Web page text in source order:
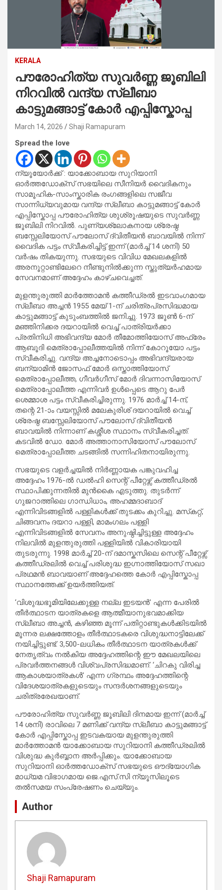
KERALA
പൗരോഹിത്യ സുവർണ്ണ ജൂബിലി
നിറവിൽ വന്ദ്യ സ്ലീബാ
കാട്ടുമങ്ങാട്ട് കോർ എപ്പിസ്കോപ്പ
March 14, 2026 Shaji Ramapuram
Spread the love
ന്യൂയോർക്ക് : യാക്കോബായ സുറിയാനി
ഓർത്തഡോക്സ് സഭയിലെ സീനിയർ വൈദികനും
സാമൂഹിക-സാംസ്കാരിക രംഗങ്ങളിലെ സജീവ
സാന്നിധ്യവുമായ വന്ദ്യ സ്ലീബാ കാട്ടുമങ്ങാട്ട് കോർ
എപ്പിസ്കോപ്പ പൗരോഹിത്യ ശുശ്രൂഷയുടെ സുവർണ്ണ
ജൂബിലി നിറവിൽ. പുണ്യശ്ലോകനായ ശ്രേഷ്ഠ
ബസ്സേലിയോസ് പൗലോസ് ദ്വിതീയൻ ബാവയിൽ നിന്ന്
വൈദിക പട്ടം സ്വീകരിച്ചിട്ട് ഇന്ന് (മാർച്ച് 14 ശനി) 50
വർഷം തികയുന്നു. സഭയുടെ വിവിധ മേഖലകളിൽ
അരനൂറ്റാണ്ടിലേറെ നീണ്ടുനിൽക്കുന്ന സ്തുത്യർഹമായ
സേവനമാണ് അദ്ദേഹം കാഴ്ചവെച്ചത്.
മുളന്തുരുത്തി മാർത്തോമൻ കത്തീഡ്രൽ ഇടവാംഗമായ
സ്ലീബാ അച്ചൻ 1955 മേയ് 1-ന് ചരിത്രപ്രസിദ്ധമായ
കാട്ടുമങ്ങാട്ട് കുടുംബത്തിൽ ജനിച്ചു. 1973 ജൂൺ 6-ന്
മഞ്ഞിനിക്കര ദയറായിൽ വെച്ച് പാത്രിയർക്കാ
പ്രതിനിധി അഭിവന്ദ്യ മോർ തീമോത്തിയോസ് അഫ്രേം
ആബൂദി മെത്രാപ്പോലീത്തയിൽ നിന്ന് കോറൂയോ പട്ടം
സ്വീകരിച്ചു. വന്ദ്യ അച്ചനോടൊപ്പം അഭിവന്ദ്യരായ
ബന്യാമിൻ ജോസഫ് മോർ ഒസ്താത്തിയോസ്
മെത്രാപ്പോലീത്ത, ഗീവർഗീസ് മോർ ദിവന്നാസിയോസ്
മെത്രാപ്പോലീത്ത എന്നിവർ ഉൾപ്പെടെ ആറു പേർ
ശെമ്മാശ പട്ടം സ്വീകരിച്ചിരുന്നു. 1976 മാർച്ച് 14-ന്,
തന്റെ 21-ാം വയസ്സിൽ മലേകുരിശ് ദയറായിൽ വെച്ച്
ശ്രേഷ്ഠ ബസ്സേലിയോസ് പൗലോസ് ദ്വിതീയൻ
ബാവയിൽ നിന്നാണ് കശ്ശീശ സ്ഥാനം സ്വീകരിച്ചത്.
കടവിൽ ഡോ. മോർ അത്താനാസിയോസ് പൗലോസ്
മെത്രാപ്പോലീത്ത ചടങ്ങിൽ സന്നിഹിതനായിരുന്നു.
സഭയുടെ വളർച്ചയിൽ നിർണ്ണായക പങ്കുവഹിച്ച
അദ്ദേഹം 1976-ൽ ഡൽഹി സെന്റ് പീറ്റേഴ്സ് കത്തീഡ്രൽ
സ്ഥാപിക്കുന്നതിൽ മുൻകൈ എടുത്തു. തുടർന്ന്
ഗുജറാത്തിലെ ഗാന്ധിധാം, അഹമ്മദാബാദ്
എന്നിവിടങ്ങളിൽ പള്ളികൾക്ക് തുടക്കം കുറിച്ചു. മസ്‌കറ്റ്,
ചിങ്ങവനം ദയറാ പള്ളി, മാമംഗലം പള്ളി
എന്നിവിടങ്ങളിൽ സേവനം അനുഷ്ഠിച്ചിട്ടുള്ള അദ്ദേഹം
നിലവിൽ മുളന്തുരുത്തി പള്ളിയിൽ വികാരിയായി
തുടരുന്നു. 1998 മാർച്ച് 20-ന് ദമാസ്കസിലെ സെന്റ് പീറ്റേഴ്സ്
കത്തീഡ്രലിൽ വെച്ച് പരിശുദ്ധ ഇഗ്നാത്തിയോസ് സഖാ
പ്രഥമൻ ബാവയാണ് അദ്ദേഹത്തെ കോർ എപ്പിസ്കോപ്പ
സ്ഥാനത്തേക്ക് ഉയർത്തിയത്.
‘വിശുദ്ധഭൂമിയിലേക്കുള്ള നല്ല ഇടയൻ’ എന്ന പേരിൽ
തീർത്ഥാടന യാത്രകളെ ആത്മീയാനുഭവമാക്കിയ
സ്ലീബാ അച്ചൻ, കഴിഞ്ഞ മൂന്ന് പതിറ്റാണ്ടുകൾക്കിടയിൽ
മൂന്നര ലക്ഷത്തോളം തീർത്ഥാടകരെ വിശുദ്ധനാട്ടിലേക്ക്
നയിച്ചിട്ടുണ്ട്. 3,500-ലധികം തീർത്ഥാടന യാത്രകൾക്ക്
നേതൃത്വം നൽകിയ അദ്ദേഹത്തിന്റെ ഈ മേഖലയിലെ
പ്രവർത്തനങ്ങൾ വിശ്വപ്രസിദ്ധമാണ്. ‘ചിറകു വിരിച്ച
ആകാശയാത്രകൾ’ എന്ന ഗ്രന്ഥം അദ്ദേഹത്തിന്റെ
വിദേശയാത്രകളുടെയും സന്ദർശനങ്ങളുടെയും
ചരിത്രരേഖയാണ്.
പൗരോഹിത്യ സുവർണ്ണ ജൂബിലി ദിനമായ ഇന്ന് (മാർച്ച്
14 ശനി) രാവിലെ 7 മണിക്ക് വന്ദ്യ സ്ലീബാ കാട്ടുമങ്ങാട്ട്
കോർ എപ്പിസ്കോപ്പ ഇടവകയായ മുളന്തുരുത്തി
മാർത്തോമൻ യാക്കോബായ സുറിയാനി കത്തീഡ്രലിൽ
വിശുദ്ധ കുർബ്ബാന അർപ്പിക്കും. യാക്കോബായ
സുറിയാനി ഓർത്തഡോക്സ് സഭയുടെ ഔദ്യോഗിക
മാധ്യമ വിഭാഗമായ ജെ.എസ്.സി ന്യൂസിലൂടെ
തൽസമയ സംപ്രേഷണം ചെയ്യും.
Author
Shaji Ramapuram